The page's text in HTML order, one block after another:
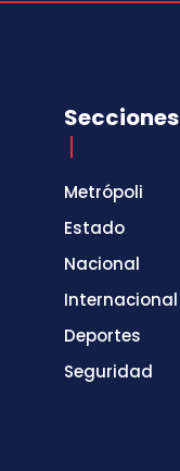
Secciones
Metrópoli
Estado
Nacional
Internacional
Deportes
Seguridad